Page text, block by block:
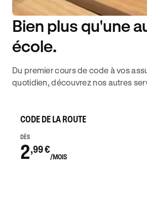
DISPONIBILITÉ 6J/7
Bien plus qu'une
école.
Du premier cours de code à vos
quotidien, découvrez nos autres
CODE DE LA ROUTE
DÈS
2,99 €
/MOIS